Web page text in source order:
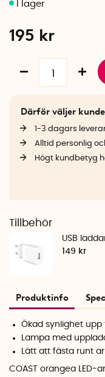
195 kr
Därför väljer
1-3 dagars
Alltid personlig
Högt kundbetyg
Tillbehör
USB
149 kr
Produktinfo
Ökad synlighet
Lampa med
Lätt att fästa runt
COAST orangea LED-